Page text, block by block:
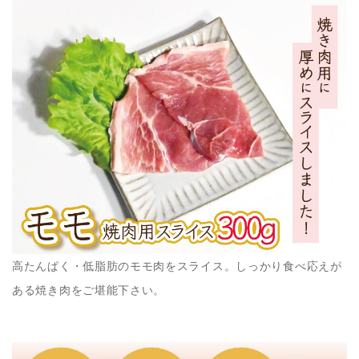
高たんぱく・低脂肪のモモ肉をスライス。しっかり食べ応えが
ある焼き肉をご堪能下さい。